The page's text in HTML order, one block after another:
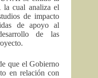
cual analiza el
de impacto
de apoyo al
de las
que el Gobierno
en relación con